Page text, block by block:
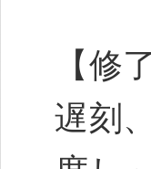
【修
遅刻